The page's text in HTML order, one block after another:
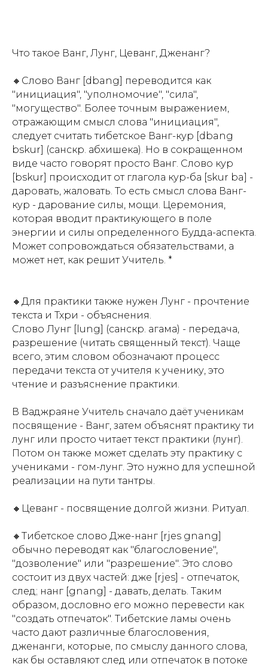
Что такое Ванг, Лунг, Цеванг, Дженанг?
🔸Слово Ванг [dbang] переводится как
"инициация", "уполномочие", "сила",
"могущество". Более точным выражением,
отражающим смысл слова "инициация",
следует считать тибетское Ванг-кур [dbang
bskur] (санскр. абхишека). Но в сокращенном
виде часто говорят просто Ванг. Слово кур
[bskur] происходит от глагола кур-ба [skur ba] -
даровать, жаловать. То есть смысл слова Ванг-
кур - дарование силы, мощи. Церемония,
которая вводит практикующего в поле
энергии и силы определенного Будда-аспекта.
Может сопровождаться обязательствами, а
может нет, как решит Учитель. *
🔸Для практики также нужен Лунг - прочтение
текста и Тхри - объяснения.
Слово Лунг [lung] (санскр. агама) - передача,
разрешение (читать священный текст). Чаще
всего, этим словом обозначают процесс
передачи текста от учителя к ученику, это
чтение и разъяснение практики.
В Ваджраяне Учитель сначало даёт ученикам
посвящение - Ванг, затем объяснят практику ти
лунг или просто читает текст практики (лунг).
Потом он также может сделать эту практику с
учениками - гом-лунг. Это нужно для успешной
реализации на пути тантры.
🔸Цеванг - посвящение долгой жизни. Ритуал.
🔸Тибетское слово Дже-нанг [rjes gnang]
обычно переводят как "благословение",
"дозволение" или "разрешение". Это слово
состоит из двух частей: дже [rjes] - отпечаток,
след; нанг [gnang] - давать, делать. Таким
образом, дословно его можно перевести как
"создать отпечаток". Тибетские ламы очень
часто дают различные благословения,
дженанги, которые, по смыслу данного слова,
как бы оставляют след или отпечаток в потоке